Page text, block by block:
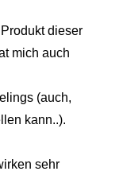
dieser
mich auch
(auch,
kann..).
sehr